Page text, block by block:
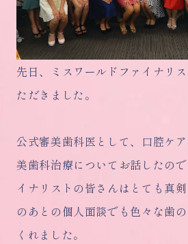
先日、ミスワールドファイナリ
ただきました。
公式審美歯科医として、口腔ケ
美歯科治療についてお話したの
イナリストの皆さんはとても真
のあとの個人面談でも色々な歯
くれました。